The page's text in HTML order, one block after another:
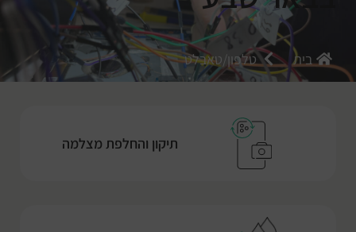
בית טלפון/טאבלט
תיקון והחלפת מצלמה